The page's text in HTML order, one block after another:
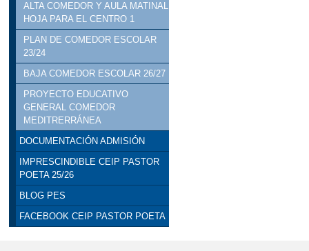
ALTA COMEDOR Y AULA MATINAL
HOJA PARA EL CENTRO 1
PLAN DE COMEDOR ESCOLAR
23/24
BAJA COMEDOR ESCOLAR 26/27
PROYECTO EDUCATIVO
GENERAL COMEDOR
MEDITRERRÁNEA
DOCUMENTACIÓN ADMISIÓN
IMPRESCINDIBLE CEIP PASTOR
POETA 25/26
BLOG PES
FACEBOOK CEIP PASTOR POETA